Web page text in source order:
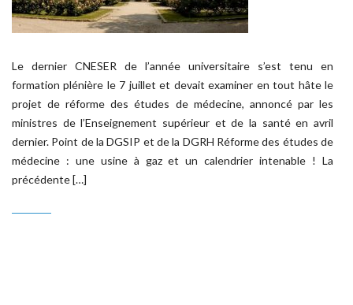
Le dernier CNESER de l’année universitaire s’est tenu en
formation plénière le 7 juillet et devait examiner en tout hâte le
projet de réforme des études de médecine, annoncé par les
ministres de l’Enseignement supérieur et de la santé en avril
dernier. Point de la DGSIP et de la DGRH Réforme des études de
médecine : une usine à gaz et un calendrier intenable ! La
précédente […]